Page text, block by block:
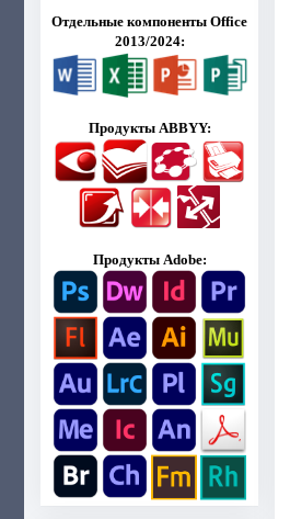
Отдельные компоненты Office
2013/2024:
Продукты ABBYY:
Продукты Adobe: